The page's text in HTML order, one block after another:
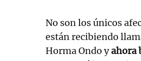
No son los únicos
están recibiendo
Horma Ondo yahora